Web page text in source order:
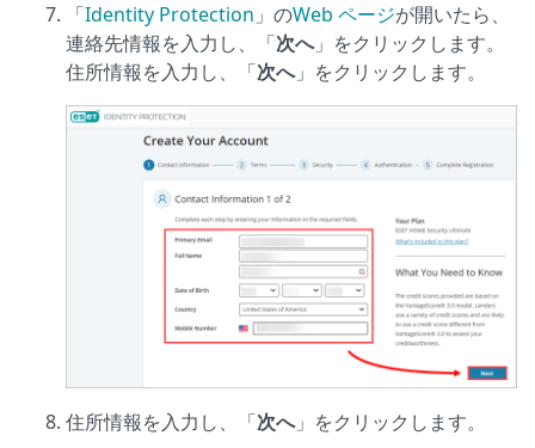
「Identity Protection 」のWeb ページが開いたら、
連絡先情報を入力し、「次へ」をクリックします。
住所情報を入力し、「次へ」をクリックします。
住所情報を入力し、「次へ」をクリックします。